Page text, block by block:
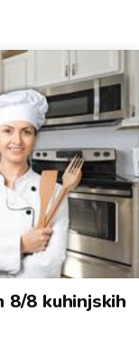
8/8 kuhinjskih